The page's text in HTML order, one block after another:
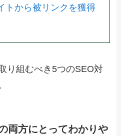
トから被リンクを獲得
り組むべき5つのSEO対
両方にとってわかりや